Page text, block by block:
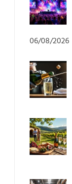
06/08/2026